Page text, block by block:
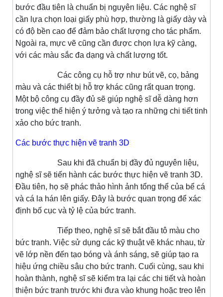
bước đầu tiên là chuẩn bị nguyên liệu. Các nghệ sĩ
cần lựa chọn loại giấy phù hợp, thường là giấy dày và
có độ bền cao để đảm bảo chất lượng cho tác phẩm.
Ngoài ra, mực vẽ cũng cần được chọn lựa kỹ càng,
với các màu sắc đa dạng và chất lượng tốt.
Các công cụ hỗ trợ như bút vẽ, cọ, bảng
màu và các thiết bị hỗ trợ khác cũng rất quan trọng.
Một bộ công cụ đầy đủ sẽ giúp nghệ sĩ dễ dàng hơn
trong việc thể hiện ý tưởng và tạo ra những chi tiết tinh
xảo cho bức tranh.
Các bước thực hiện vẽ tranh 3D
Sau khi đã chuẩn bị đầy đủ nguyên liệu,
nghệ sĩ sẽ tiến hành các bước thực hiện vẽ tranh 3D.
Đầu tiên, họ sẽ phác thảo hình ảnh tổng thể của bể cá
và cá la hán lên giấy. Đây là bước quan trọng để xác
định bố cục và tỷ lệ của bức tranh.
Tiếp theo, nghệ sĩ sẽ bắt đầu tô màu cho
bức tranh. Việc sử dụng các kỹ thuật vẽ khác nhau, từ
vẽ lớp nền đến tạo bóng và ánh sáng, sẽ giúp tạo ra
hiệu ứng chiều sâu cho bức tranh. Cuối cùng, sau khi
hoàn thành, nghệ sĩ sẽ kiểm tra lại các chi tiết và hoàn
thiện bức tranh trước khi đưa vào khung hoặc treo lên